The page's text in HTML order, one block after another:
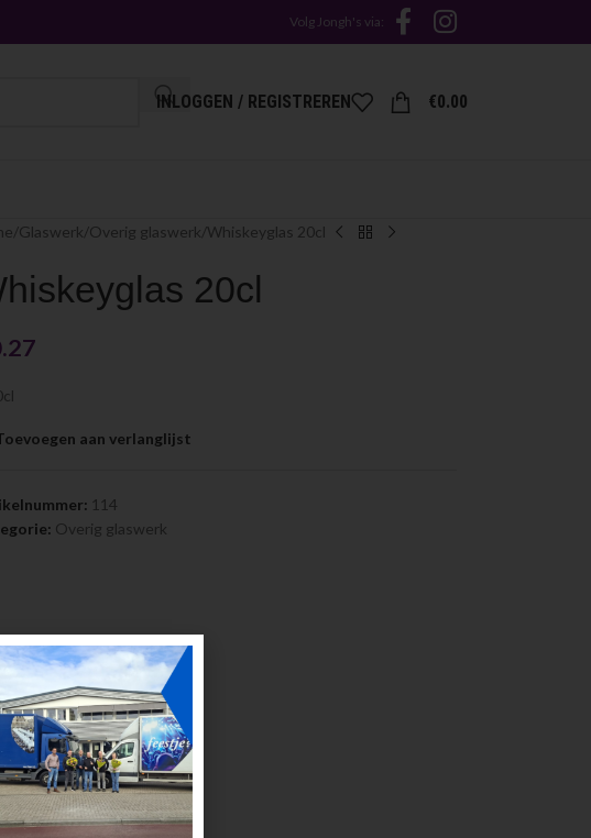
Volg Jongh's via:
INLOGGEN / REGISTREREN €0.00
Glaswerk Overig glaswerk Whiskeyglas 20cl
20cl
aan verlanglijst
114
Overig glaswerk